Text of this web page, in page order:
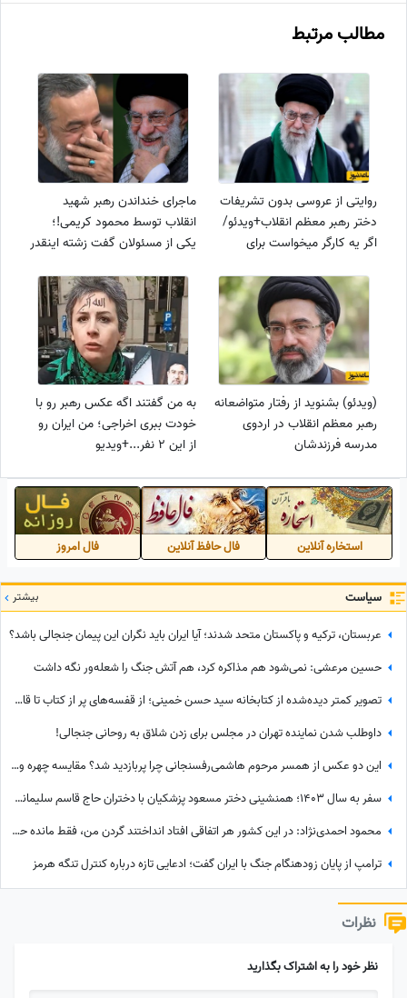
مطالب مرتبط
روایتی از عروسی بدون تشریفات
دختر رهبر معظم انقلاب+ویدئو/
اگر یه کارگر میخواست برای
عروسی دختر رهبر بود...
ماجرای خنداندن رهبر شهید
انقلاب توسط محمود کریمی!؛
یکی از مسئولان گفت زشته اینقدر
شمام که...+فیلم
(ویدئو) بشنوید از رفتار متواضعانه
رهبر معظم انقلاب در اردوی
مدرسه فرزندشان
به من گفتند اگه عکس رهبر رو با
خودت ببری اخراجی؛ من ایران رو
از این 2 نفر...+ویدیو
استخاره آنلاین فال حافظ آنلاین فال امروز
سیاست بیشتر
عربستان، ترکیه و پاکستان متحد شدند؛ آیا ایران باید نگران این پیمان جنجالی باشد؟
حسین مرعشی: نمی‌شود هم مذاکره کرد، هم آتش جنگ را شعله‌ور نگه داشت
تصویر کمتر دیده‌شده از کتابخانه سید حسن خمینی؛ از قفسه‌های پر از کتاب تا قاب عکس رهبر شهید
داوطلب شدن نماینده تهران در مجلس برای زدن شلاق به روحانی جنجالی!
این دو عکس از همسر مرحوم هاشمی‌رفسنجانی چرا پربازدید شد؟ مقایسه چهره و میز صبحانه
سفر به سال 1403؛ همنشینی دختر مسعود پزشکیان با دختران حاج قاسم سلیمانی در مراسم تنفیذ ریاست جمهوری+عکس
محمود احمدی‌نژاد: در این کشور هر اتفاقی افتاد انداختند گردن من، فقط مانده حمله مغول!
ترامپ از پایان زودهنگام جنگ با ایران گفت؛ ادعایی تازه درباره کنترل تنگه هرمز
نظرات
نظر خود را به اشتراک بگذارید